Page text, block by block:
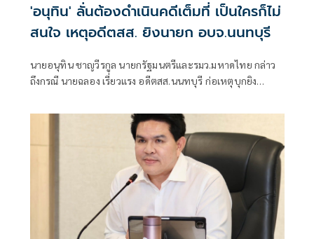
'อนุทิน' ลั่นต้องดำเนินคดีเต็มที่ เป็นใครก็ไม่
สนใจ เหตุอดีตสส. ยิงนายก อบจ.นนทบุรี
นายอนุทิน ชาญวีรกูล นายกรัฐมนตรีและรมว.มหาดไทย กล่าว
ถึงกรณี นายฉลอง เรี่ยวแรง อดีตสส.นนทบุรี ก่อเหตุบุกยิง
นนทบุรีเสียชีวิต ว่า ดำเนินการเต็มที่ไม่มีข้อยกเว้นใดๆ